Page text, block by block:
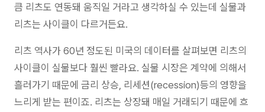
큼 리츠도 연동돼 움직일 거라고 생각하실 수 있는데 실물과
리츠는 사이클이 다르거든요.
리츠 역사가 60년 정도된 미국의 데이터를 살펴보면 리츠의
사이클이 실물보다 훨씬 빨라요. 실물 시장은 계약에 의해서
흘러가기 때문에 금리 상승, 리세션(recession)등의 영향을
느리게 받는 편이죠. 리츠는 상장돼 매일 거래되기 때문에 흐